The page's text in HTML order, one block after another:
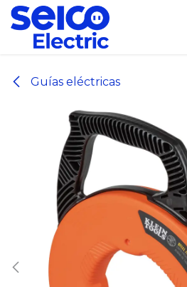
Ir al contenido
Guías eléctricas